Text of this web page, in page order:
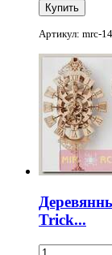
Артикул: mrc-
Trick...